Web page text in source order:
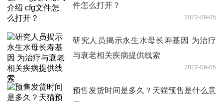
件怎么打开？
2022-09-05
研究人员揭示永生水母长寿基因 为治疗
与衰老相关疾病提供线索
2022-09-05
预售发货时间是多久？天猫预售是什么意